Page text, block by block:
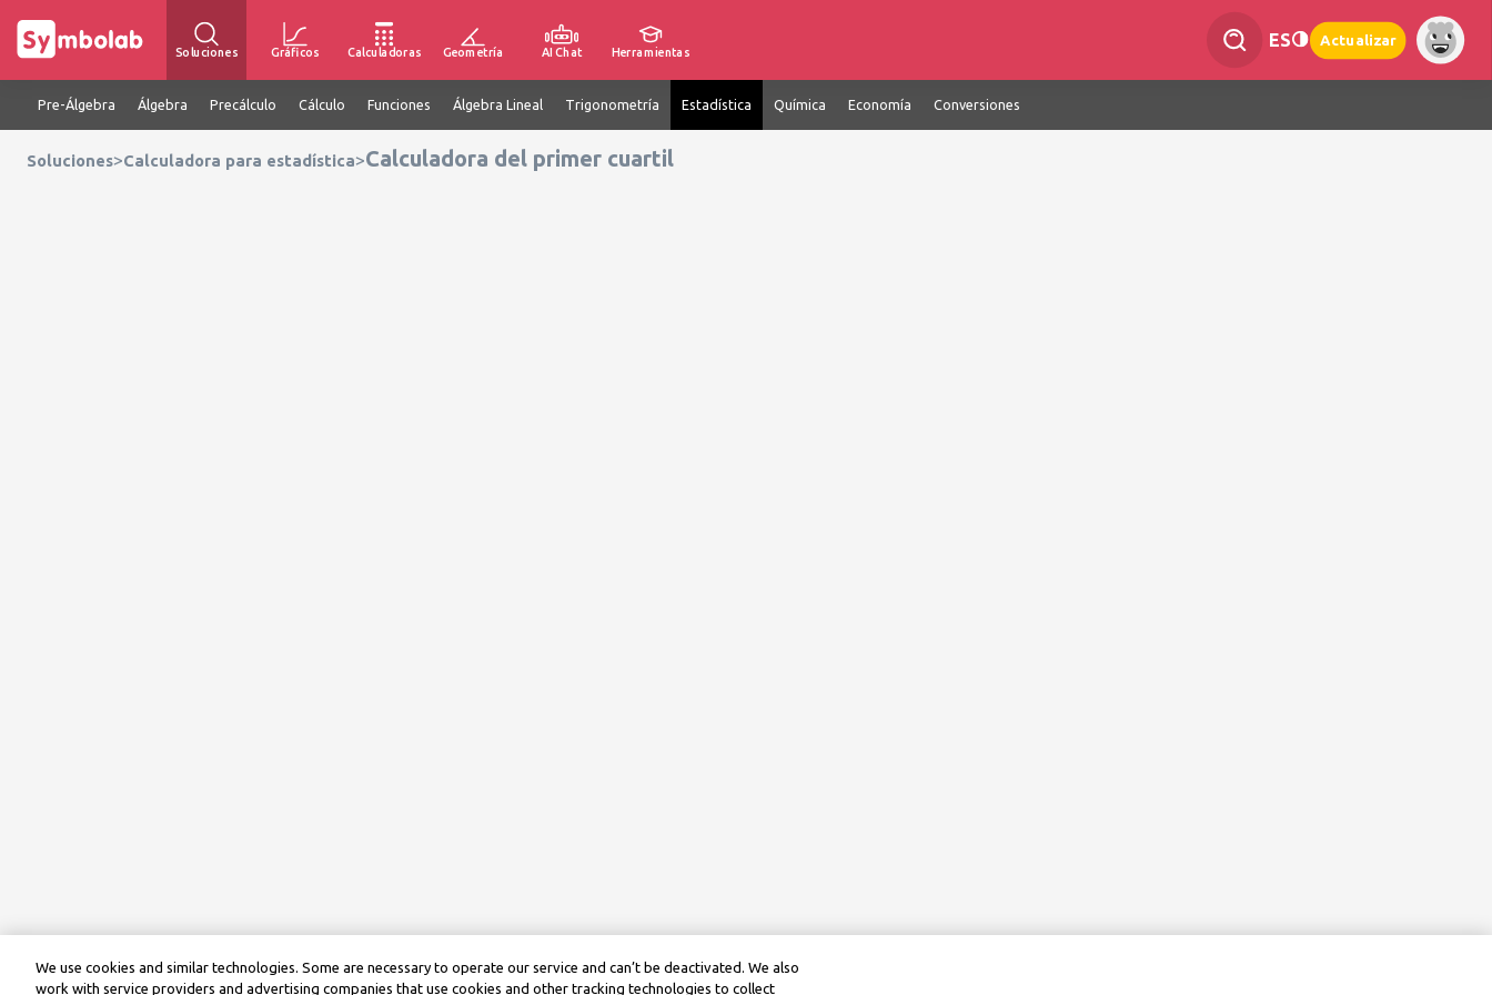
Soluciones Gráficos Calculadoras Geometría AI Chat Herramientas
ES Actualizar
Pre-Álgebra Álgebra Precálculo Cálculo Funciones Álgebra Lineal Trigonometría Estadística Química Economía Conversiones
Soluciones>Calculadora para estadística>Calculadora del primer cuartil
We use cookies and similar technologies. Some are necessary to operate our service and can’t be deactivated. We also
work with service providers and advertising companies that use cookies and other tracking technologies to collect